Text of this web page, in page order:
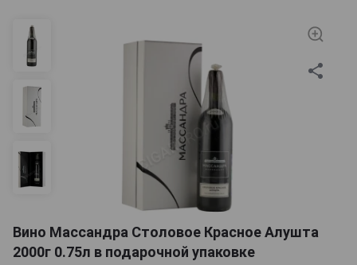
Вино Массандра Столовое Красное Алушта
2000г 0.75л в подарочной упаковке